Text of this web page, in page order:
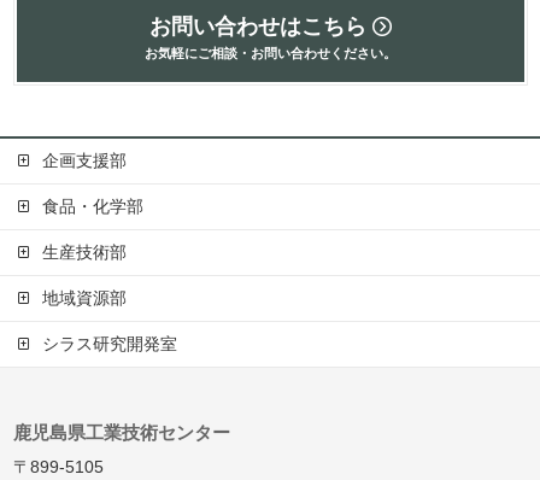
お問い合わせはこちら
お気軽にご相談・お問い合わせください。
企画支援部
食品・化学部
生産技術部
地域資源部
シラス研究開発室
鹿児島県工業技術センター
〒899-5105